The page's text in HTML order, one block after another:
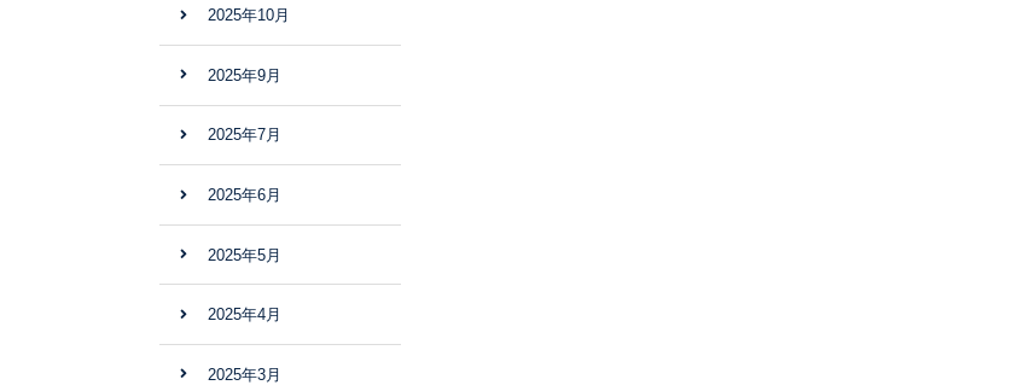
2025年10月
2025年9月
2025年7月
2025年6月
2025年5月
2025年4月
2025年3月